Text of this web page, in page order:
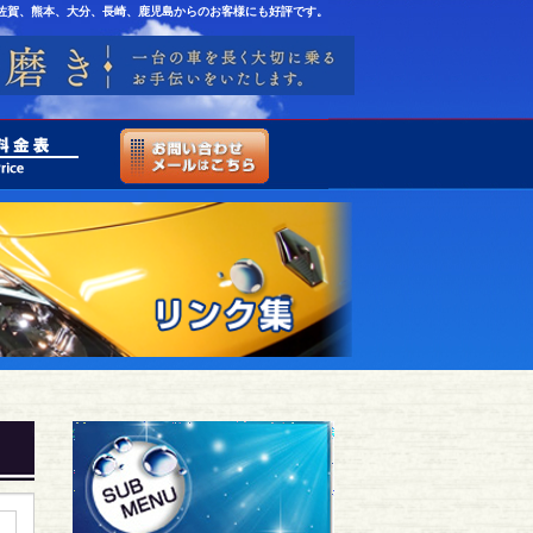
、熊本、大分、長崎、鹿児島からのお客様にも好評です。